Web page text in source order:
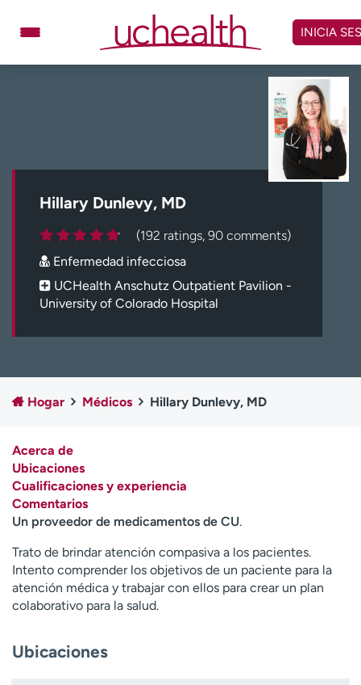
contenido
Facturación y precios
Carreras
Inicie sesión en My Health Connection
Acerca de UCHealth
Clases y eventos
Empleados
Profesionales
Contáctenos
A
y
d
a
m
e
e
INICIA
Hillary Dunlevy, MD
(192 ratings, 90 comments)
Enfermedad infecciosa
UCHealth Anschutz Outpatient Pavilion -
University of Colorado Hospital
Hogar Médicos Hillary Dunlevy, MD
Acerca de
Ubicaciones
Cualificaciones y experiencia
Comentarios
Un proveedor de medicamentos de CU.
Trato de brindar atención compasiva a los pacientes.
Intento comprender los objetivos de un paciente para la
atención médica y trabajar con ellos para crear un plan
colaborativo para la salud.
Ubicaciones